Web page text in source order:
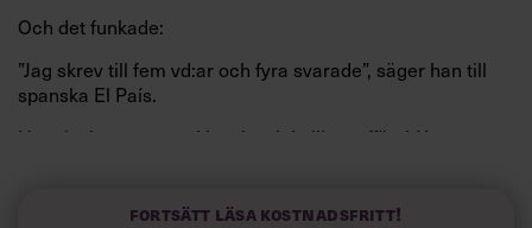
Och det funkade:
”Jag skrev till fem vd:ar och fyra svarade”, säger han till
spanska El País.
Horwitz har nu utvecklat sitt trick till en affärsidé: appen
kortfattat slarviga vd-stilen.
Fortsätt läsa kostnadsfritt!